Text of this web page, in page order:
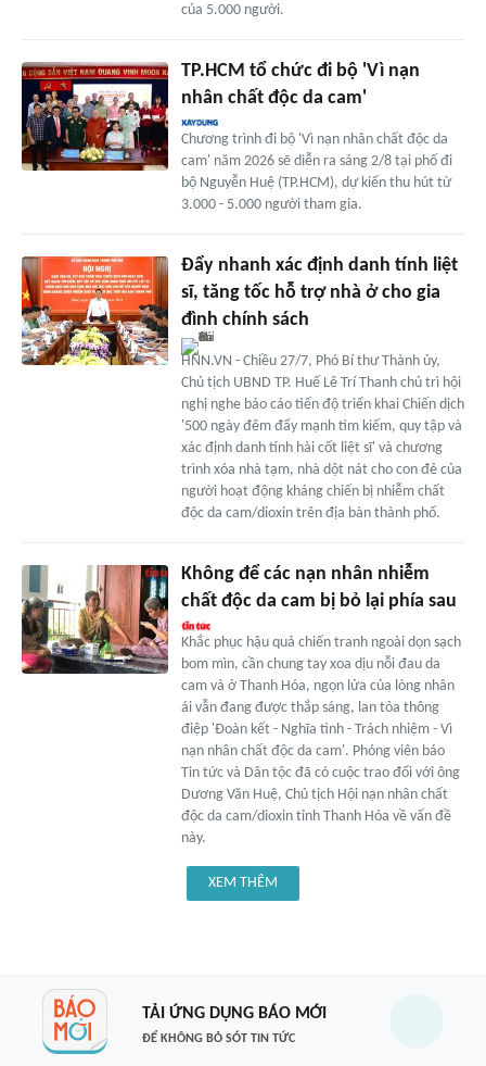
của 5.000 người.
TP.HCM tổ chức đi bộ 'Vì nạn
nhân chất độc da cam'
Chương trình đi bộ 'Vì nạn nhân chất độc da
cam' năm 2026 sẽ diễn ra sáng 2/8 tại phố đi
bộ Nguyễn Huệ (TP.HCM), dự kiến thu hút từ
3.000 - 5.000 người tham gia.
Đẩy nhanh xác định danh tính liệt
sĩ, tăng tốc hỗ trợ nhà ở cho gia
đình chính sách
HNN.VN - Chiều 27/7, Phó Bí thư Thành ủy,
Chủ tịch UBND TP. Huế Lê Trí Thanh chủ trì hội
nghị nghe báo cáo tiến độ triển khai Chiến dịch
'500 ngày đêm đẩy mạnh tìm kiếm, quy tập và
xác định danh tính hài cốt liệt sĩ' và chương
trình xóa nhà tạm, nhà dột nát cho con đẻ của
người hoạt động kháng chiến bị nhiễm chất
độc da cam/dioxin trên địa bàn thành phố.
Không để các nạn nhân nhiễm
chất độc da cam bị bỏ lại phía sau
Khắc phục hậu quả chiến tranh ngoài dọn sạch
bom mìn, cần chung tay xoa dịu nỗi đau da
cam và ở Thanh Hóa, ngọn lửa của lòng nhân
ái vẫn đang được thắp sáng, lan tỏa thông
điệp 'Đoàn kết - Nghĩa tình - Trách nhiệm - Vì
nạn nhân chất độc da cam'. Phóng viên báo
Tin tức và Dân tộc đã có cuộc trao đổi với ông
Dương Văn Huệ, Chủ tịch Hội nạn nhân chất
độc da cam/dioxin tỉnh Thanh Hóa về vấn đề
này.
XEM THÊM
TẢI ỨNG DỤNG BÁO MỚI
ĐỂ KHÔNG BỎ SÓT TIN TỨC